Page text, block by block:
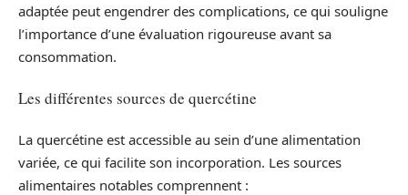
adaptée peut engendrer des complications, ce qui souligne
l’importance d’une évaluation rigoureuse avant sa
consommation.
Les différentes sources de quercétine
La quercétine est accessible au sein d’une alimentation
variée, ce qui facilite son incorporation. Les sources
alimentaires notables comprennent :